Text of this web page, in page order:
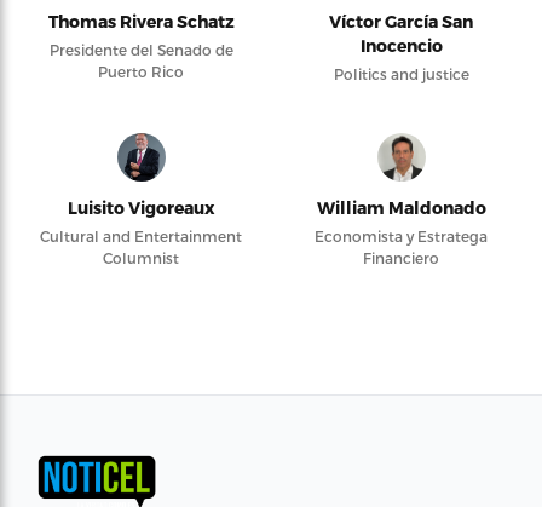
Thomas Rivera Schatz
Presidente del Senado de
Puerto Rico
Víctor García San
Inocencio
Politics and justice
Luisito Vigoreaux
Cultural and Entertainment
Columnist
William Maldonado
Economista y Estratega
Financiero